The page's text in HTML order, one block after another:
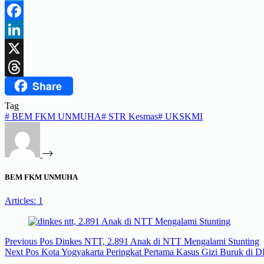
Telegram
Facebook
LinkedIn
X
ThreadsShare
Tag
# BEM FKM UNMUHA# STR Kesmas# UKSKMI
BEM FKM UNMUHA
Articles: 1
Previous Pos Dinkes NTT, 2.891 Anak di NTT Mengalami Stunting
Next Pos Kota Yogyakarta Peringkat Pertama Kasus Gizi Buruk di